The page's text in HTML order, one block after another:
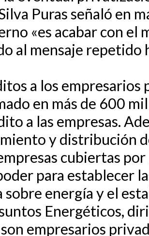
Puras señaló en
«es acabar con
al mensaje repetido
a los empresarios
en más de 600
a las empresas.
y distribución
cubiertas
para establecer
sobre energía y el
Energéticos,
empresarios